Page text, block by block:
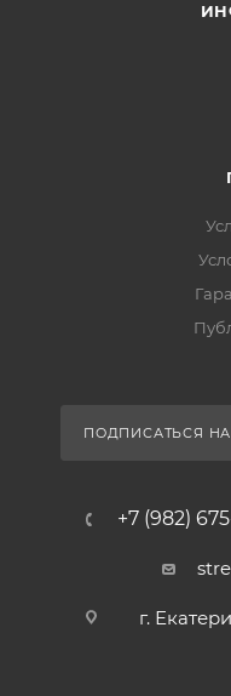
ПОДПИСАТЬСЯ
+7 (982)
г.